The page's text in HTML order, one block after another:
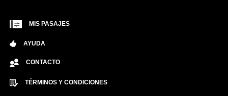
MIS PASAJES
AYUDA
CONTACTO
TÉRMINOS Y CONDICIONES